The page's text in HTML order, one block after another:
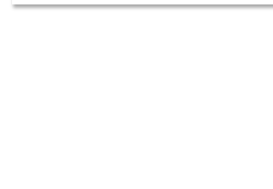
の高い貴重な宝石なのです。このメレラニ